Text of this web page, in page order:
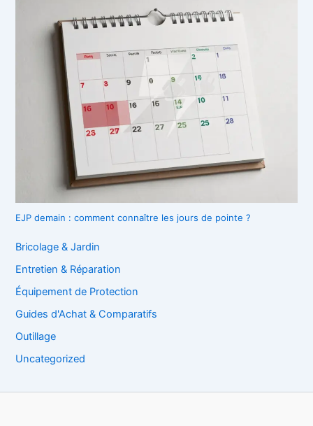
EJP demain : comment connaître les jours de pointe ?
Bricolage & Jardin
Entretien & Réparation
Équipement de Protection
Guides d'Achat & Comparatifs
Outillage
Uncategorized